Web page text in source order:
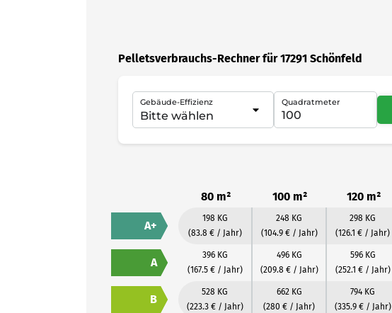
Pelletsverbrauchs-Rechner für 17291 Schönfeld
Gebäude-Effizienz Quadratmeter
80 m² 100 m² 120 m²
A+
198 KG
(83.8 € / Jahr)
248 KG
(104.9 € / Jahr)
298 KG
(126.1 € / Jahr)
A
396 KG
(167.5 € / Jahr)
496 KG
(209.8 € / Jahr)
596 KG
(252.1 € / Jahr)
B
528 KG
(223.3 € / Jahr)
662 KG
(280 € / Jahr)
794 KG
(335.9 € / Jahr)